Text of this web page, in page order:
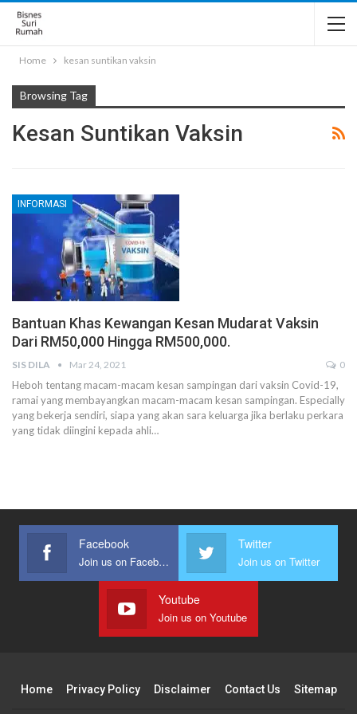
Home kesan suntikan vaksin
Browsing Tag
Kesan Suntikan Vaksin
INFORMASI
Bantuan Khas Kewangan Kesan Mudarat Vaksin
Dari RM50,000 Hingga RM500,000.
SIS DILA Mar 24, 2021 0
Heboh tentang macam-macam kesan sampingan dari vaksin Covid-19,
ramai yang membayangkan macam-macam kesan sampingan. Especially
yang bekerja sendiri, siapa yang akan sara keluarga jika berlaku perkara
yang tidak diingini kepada ahli…
Facebook
Join us on Facebook
Twitter
Join us on Twitter
Youtube
Join us on Youtube
Home Privacy Policy Disclaimer Contact Us Sitemap